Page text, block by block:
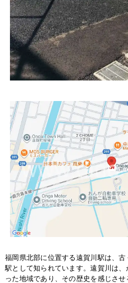
福岡県北部に位置する遠賀川駅は、古
駅として知られています。遠賀川は
った地域であり、その歴史を感じさせ